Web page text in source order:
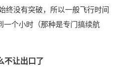
终没有突破，所以一般飞行时间
一个小时（那种是专门搞续航
不让出口了